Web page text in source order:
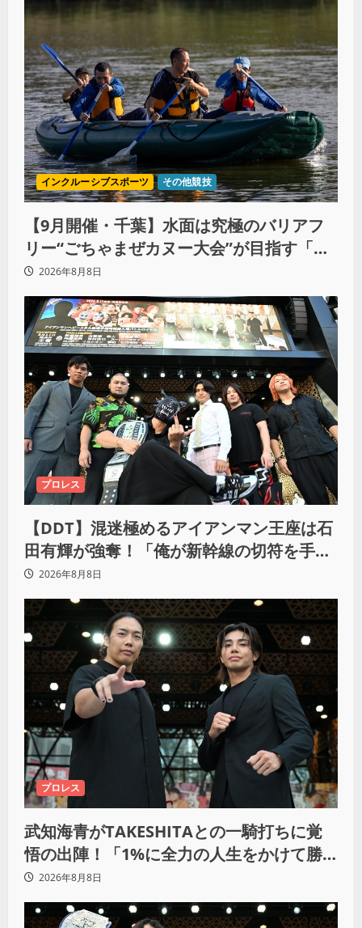
インクルーシブスポーツ その他競技
【9月開催・千葉】水面は究極のバリアフ
リー“ごちゃまぜカヌー大会”が目指す「誰
もが主役になれる地域共生社会」
2026年8月8日
プロレス
【DDT】混迷極めるアイアンマン王座は石
田有輝が強奪！「俺が新幹線の切符を手に
入れるからな！逃げ切るぞ」
2026年8月8日
プロレス
武知海青がTAKESHITAとの一騎打ちに覚
悟の出陣！「1%に全力の人生をかけて勝
ちにいきたい」
2026年8月8日